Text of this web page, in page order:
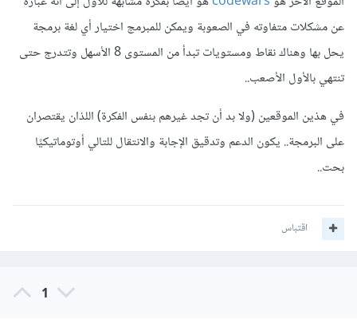
عن مشكلات متفاوته في الصعوبة ويمكن للمبرمج اختيار أي لغة برمجة
يحل بها وهناك نقاط ومستويات تبدأ من المستوى 8 الأسهل وتتدرج حتى
تنتهي بالأول الأصعب..
في هذين الموقعين (ولا بد أن تجد غيرهم بنفس الفكرة) اللذان يقتصران
على البرمجة.. يكون الدعم وتدقيق الإجابة والانتقال للتالي أوتوماتيكيًا
بحت..
اقتباس
1